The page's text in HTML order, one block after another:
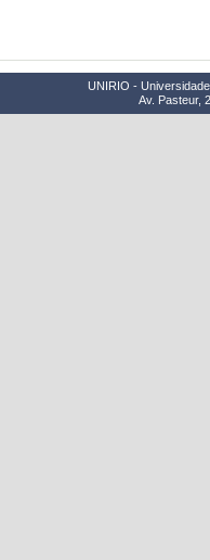
UNIRIO -
Av. Pasteur,